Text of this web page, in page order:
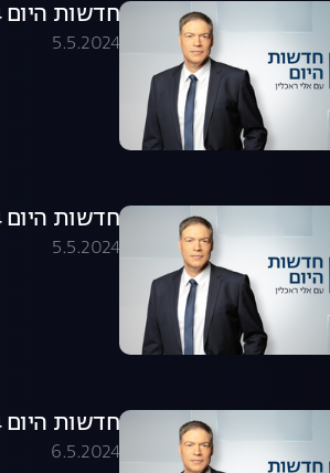
חדשות היום 30.04.24 - התכנית המלאה
5.5.2024
חדשות היום 05.05.24 - התכנית המלאה
5.5.2024
חדשות היום 06.05.24 - התכנית המלאה
6.5.2024